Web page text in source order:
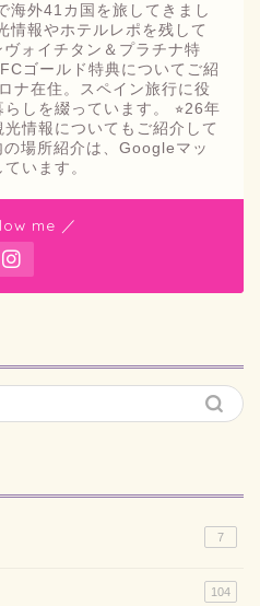
海外41カ国を旅してきまし
情報やホテルレポを残して
ヴォイチタン＆プラチナ特
ゴールド特典についてご紹
ナ在住。スペイン旅行に役
しを綴っています。 ⭐︎26年
情報についてもご紹介して
の場所紹介は、Googleマッ
います。
me ／
7
104